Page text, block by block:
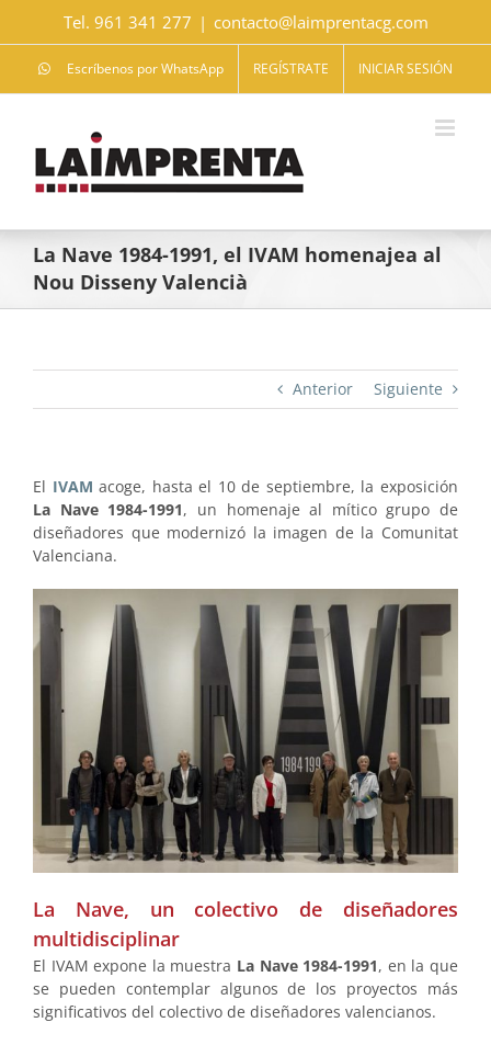
Tel. 961 341 277 | contacto@laimprentacg.com
Escríbenos por WhatsApp REGÍSTRATE INICIAR SESIÓN
La Nave 1984-1991, el IVAM homenajea al
Nou Disseny Valencià
Anterior Siguiente
El IVAM acoge, hasta el 10 de septiembre, la exposición
La Nave 1984-1991, un homenaje al mítico grupo de
diseñadores que modernizó la imagen de la Comunitat
Valenciana.
La Nave, un colectivo de diseñadores
multidisciplinar
El IVAM expone la muestra La Nave 1984-1991, en la que
se pueden contemplar algunos de los proyectos más
significativos del colectivo de diseñadores valencianos.